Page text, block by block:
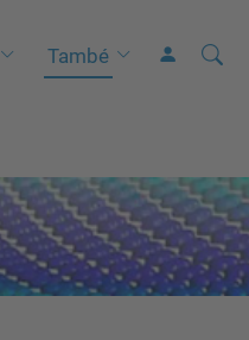
També Cerca
C
a
a
v
a